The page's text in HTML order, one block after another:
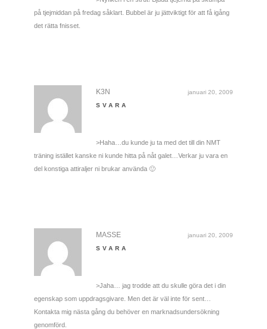
på tjejmiddan på fredag såklart. Bubbel är ju jättviktigt för att få igång
det rätta fnisset.
januari 20, 2009
K3N
SVARA
>Haha…du kunde ju ta med det till din NMT
träning istället kanske ni kunde hitta på nåt galet…Verkar ju vara en
del konstiga attiraljer ni brukar använda 🙂
januari 20, 2009
MASSE
SVARA
>Jaha… jag trodde att du skulle göra det i din
egenskap som uppdragsgivare. Men det är väl inte för sent…
Kontakta mig nästa gång du behöver en marknadsundersökning
genomförd.